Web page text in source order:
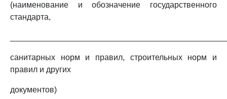
(наименование и обозначение государственного
стандарта,
санитарных норм и правил, строительных норм и
правил и других
документов)